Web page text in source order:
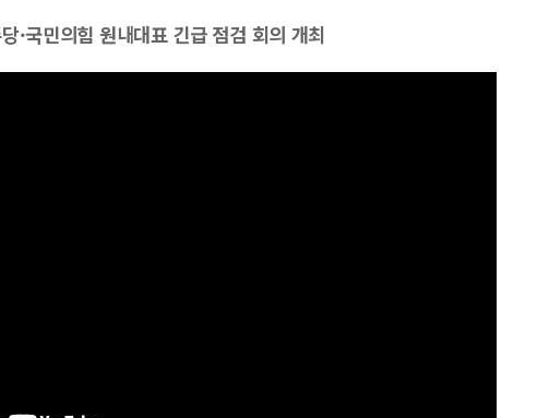
·국민의힘 원내대표 긴급 점검 회의 개최